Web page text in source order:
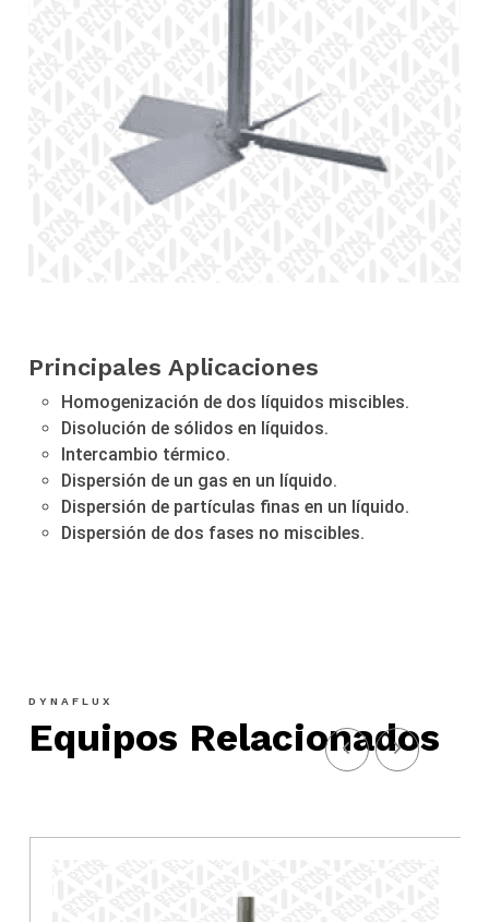
Principales Aplicaciones
Homogenización de dos líquidos miscibles.
Disolución de sólidos en líquidos.
Intercambio térmico.
Dispersión de un gas en un líquido.
Dispersión de partículas finas en un líquido.
Dispersión de dos fases no miscibles.
DYNAFLUX
Equipos Relacionados